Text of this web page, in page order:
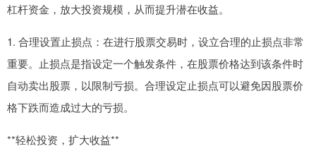
杠杆资金，放大投资规模，从而提升潜在收益。
1. 合理设置止损点：在进行股票交易时，设立合理的止损点非常
重要。止损点是指设定一个触发条件，在股票价格达到该条件时
自动卖出股票，以限制亏损。合理设定止损点可以避免因股票价
格下跌而造成过大的亏损。
**轻松投资，扩大收益**